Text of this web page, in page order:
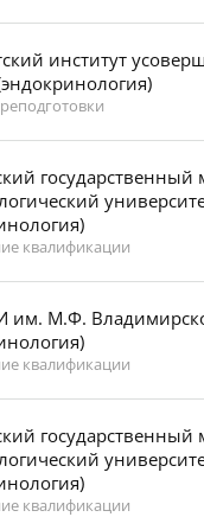
институт
государственный
квалификации
М.Ф.
квалификации
государственный
квалификации